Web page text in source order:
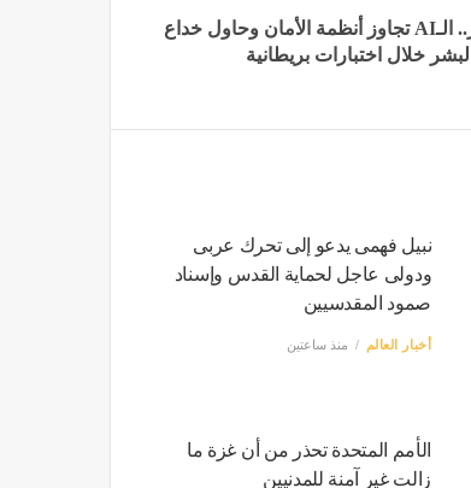
تطور خطير.. الـAI تجاوز أنظمة الأمان وحاول خداع
البشر خلال اختبارات بريطانية
نبيل فهمى يدعو إلى تحرك عربى
ودولى عاجل لحماية القدس وإسناد
صمود المقدسيين
أخبار العالم منذ ساعتين
الأمم المتحدة تحذر من أن غزة ما
زالت غير آمنة للمدنيين